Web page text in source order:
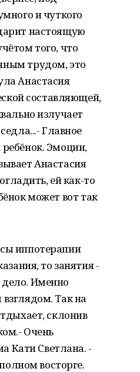
и чуткого
настоящую
того, что
трудом, это
Анастасия
составляющей,
излучает
Главное
Эмоции,
Анастасия
ей как-то
может вот так
иппотерапии
то занятия -
Именно
Так на
склонив
Очень
Кати Светлана. -
восторге.